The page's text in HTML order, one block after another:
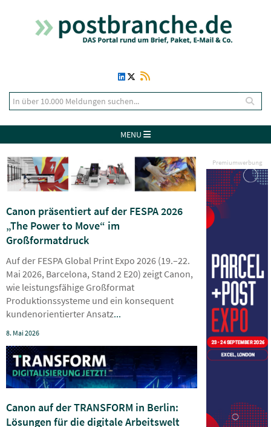
MENU
Premiumwerbung
Canon präsentiert auf der FESPA 2026
„The Power to Move“ im
Großformatdruck
Auf der FESPA Global Print Expo 2026 (19.–22.
Mai 2026, Barcelona, Stand 2 E20) zeigt Canon,
wie leistungsfähige Großformat
Produktionssysteme und ein konsequent
kundenorientierter Ansatz...
8. Mai 2026
Canon auf der TRANSFORM in Berlin:
Lösungen für die digitale Arbeitswelt